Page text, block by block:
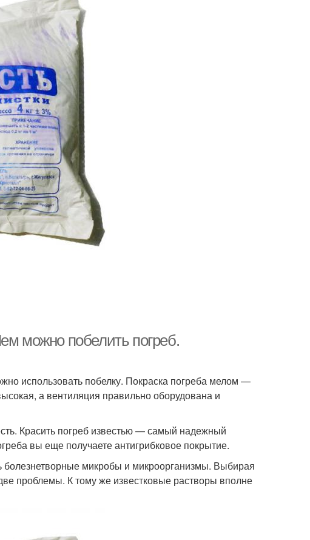
можно побелить погреб.
использовать побелку. Покраска погреба мелом —
а вентиляция правильно оборудована и
Красить погреб известью — самый надежный
вы еще получаете антигрибковое покрытие.
болезнетворные микробы и микроорганизмы. Выбирая
проблемы. К тому же известковые растворы вполне